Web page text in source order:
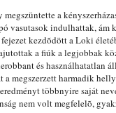
a
vasutasok indulhattak,
kezdõdött a Loki
a fiúk a legjobbak
és használhatatlan
a megszerzett harmadik
többnyire saját
nem volt megfelelõ,